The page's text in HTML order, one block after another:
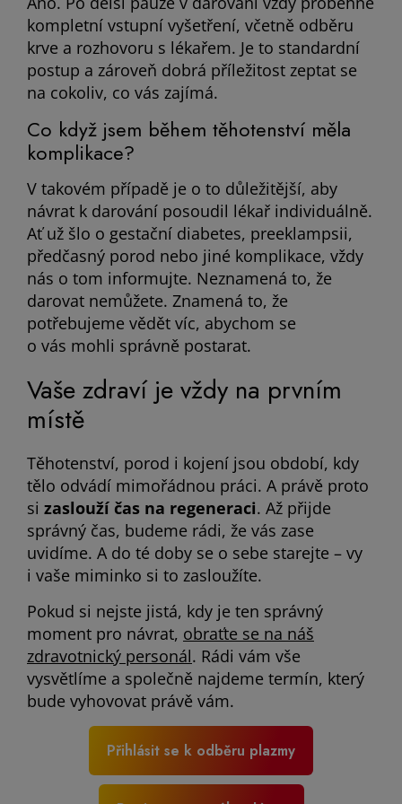
kompletní vstupní vyšetření, včetně odběru
krve a rozhovoru s lékařem. Je to standardní
postup a zároveň dobrá příležitost zeptat se
na cokoliv, co vás zajímá.
Co když jsem během těhotenství měla
komplikace?
V takovém případě je o to důležitější, aby
návrat k darování posoudil lékař individuálně.
Ať už šlo o gestační diabetes, preeklampsii,
předčasný porod nebo jiné komplikace, vždy
nás o tom informujte. Neznamená to, že
darovat nemůžete. Znamená to, že
potřebujeme vědět víc, abychom se
o vás mohli správně postarat.
Vaše zdraví je vždy na prvním
místě
Těhotenství, porod i kojení jsou období, kdy
tělo odvádí mimořádnou práci. A právě proto
si zaslouží čas na regeneraci. Až přijde
správný čas, budeme rádi, že vás zase
uvidíme. A do té doby se o sebe starejte – vy
i vaše miminko si to zasloužíte.
Pokud si nejste jistá, kdy je ten správný
moment pro návrat, obraťte se na náš
zdravotnický personál. Rádi vám vše
vysvětlíme a společně najdeme termín, který
bude vyhovovat právě vám.
Přihlásit se k odběru plazmy